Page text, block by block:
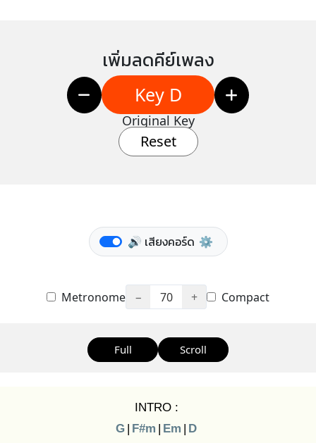
เพิ่มลดคีย์เพลง
Key D
Original Key
Reset
🔊 เสียงคอร์ด ⚙️
Metronome − 70 + Compact
Full Scroll
INTRO :
G | F#m | Em | D